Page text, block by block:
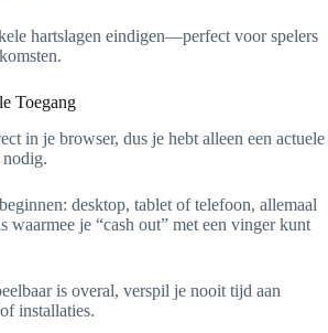
hartslagen eindigen—perfect voor spelers
Toegang
in je browser, dus je hebt alleen een actuele
nodig.
desktop, tablet of telefoon, allemaal
waarmee je “cash out” met een vinger kunt
is overal, verspil je nooit tijd aan
installaties.